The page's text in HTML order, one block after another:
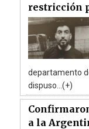
restricción
departamento
dispuso...(+)
a la